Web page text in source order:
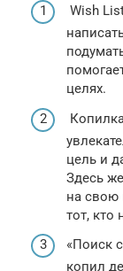
Wish
целях.
цель и
Здесь
на свою
тот, кто
«Поиск
копил